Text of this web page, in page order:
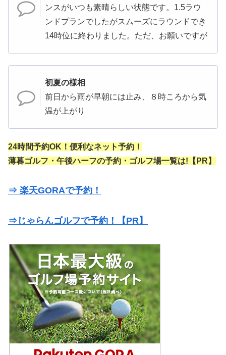
ンスがいつも素晴らしい状態です。1.5ラウ
ンドプランでしたがスムーズにラウンドでき
14時位に終わりました。ただ、お願いですが
初夏の様相
前日から雨が早朝には止み、８時ころから気
温が上がり
24時間予約OK！便利なネット予約！
薄暮ゴルフ・午後ハーフの予約・ゴルフ場一覧は!【PR】
⇒ 楽天GORAで予約！
⇒じゃらんゴルフで予約！【PR】